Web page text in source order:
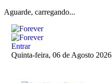
Aguarde, carregando...
Entrar
Quinta-feira, 06 de Agosto 2026